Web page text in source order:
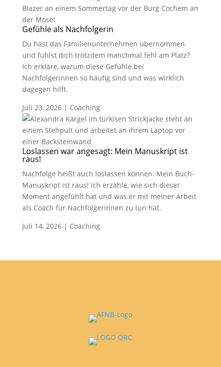
Gefühle als Nachfolgerin
Du hast das Familienunternehmen übernommen
und fühlst dich trotzdem manchmal fehl am Platz?
Ich erkläre, warum diese Gefühle bei
Nachfolgerinnen so häufig sind und was wirklich
dagegen hilft.
Juli 23, 2026| Coaching
Loslassen war angesagt: Mein Manuskript ist
raus!
Nachfolge heißt auch loslassen können: Mein Buch-
Manuskript ist raus! Ich erzähle, wie sich dieser
Moment angefühlt hat und was er mit meiner Arbeit
als Coach für Nachfolgerinnen zu tun hat.
Juli 14, 2026| Coaching